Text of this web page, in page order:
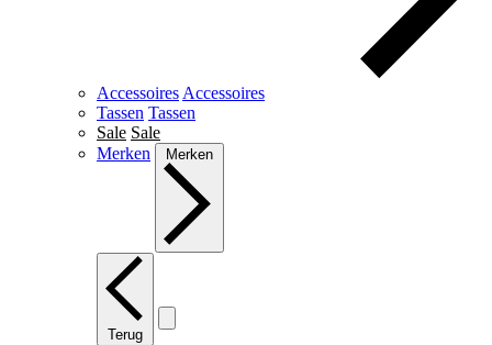
Accessoires Accessoires
Tassen Tassen
Sale Sale
Merken
Merken
Terug